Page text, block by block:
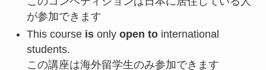
が参加できます
This course is only open tointernational
students.
この講座は海外留学生のみ参加できます